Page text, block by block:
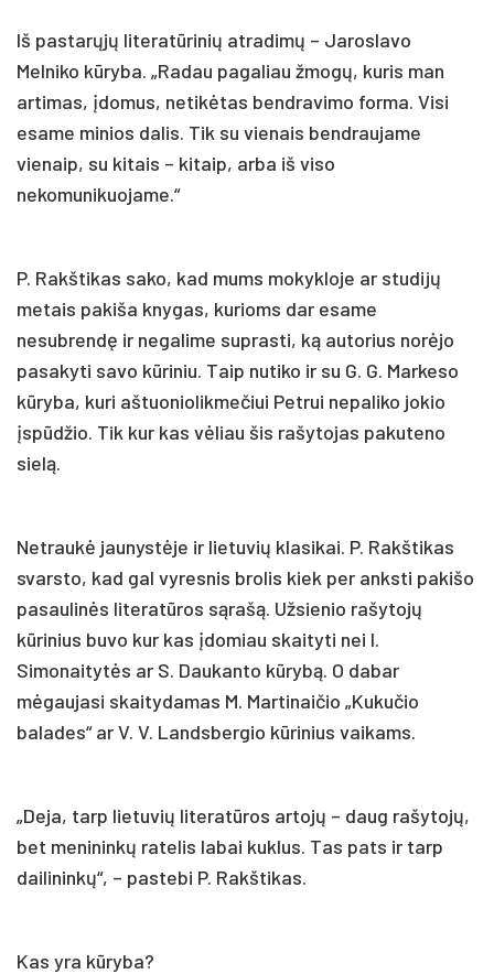
Iš pastarųjų literatūrinių atradimų – Jaroslavo
Melniko kūryba. „Radau pagaliau žmogų, kuris man
artimas, įdomus, netikėtas bendravimo forma. Visi
esame minios dalis. Tik su vienais bendraujame
vienaip, su kitais – kitaip, arba iš viso
nekomunikuojame.“
P. Rakštikas sako, kad mums mokykloje ar studijų
metais pakiša knygas, kurioms dar esame
nesubrendę ir negalime suprasti, ką autorius norėjo
pasakyti savo kūriniu. Taip nutiko ir su G. G. Markeso
kūryba, kuri aštuoniolikmečiui Petrui nepaliko jokio
įspūdžio. Tik kur kas vėliau šis rašytojas pakuteno
sielą.
Netraukė jaunystėje ir lietuvių klasikai. P. Rakštikas
svarsto, kad gal vyresnis brolis kiek per anksti pakišo
pasaulinės literatūros sąrašą. Užsienio rašytojų
kūrinius buvo kur kas įdomiau skaityti nei I.
Simonaitytės ar S. Daukanto kūrybą. O dabar
mėgaujasi skaitydamas M. Martinaičio „Kukučio
balades“ ar V. V. Landsbergio kūrinius vaikams.
„Deja, tarp lietuvių literatūros artojų – daug rašytojų,
bet menininkų ratelis labai kuklus. Tas pats ir tarp
dailininkų“, – pastebi P. Rakštikas.
Kas yra kūryba?